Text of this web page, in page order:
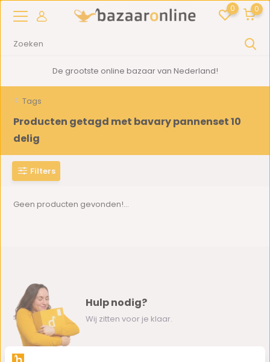
0 0
De grootste online bazaar van Nederland!
Tags
Producten getagd met bavary pannenset 10
delig
Filters
Geen producten gevonden!...
Hulp nodig?
Wij zitten voor je klaar.